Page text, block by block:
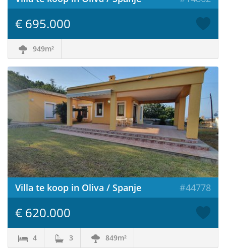
€ 695.000
949m²
Villa te koop in Oliva / Spanje #44778
€ 620.000
4 3 849m²